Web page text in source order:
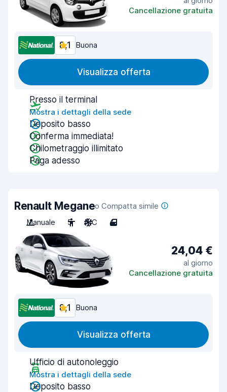
Cancellazione gratuita
8,1 Buona
Visualizza offerta
Presso il terminal
Mostra i dettagli della sede
Deposito basso
Conferma immediata!
Chilometraggio illimitato
Paga adesso
Renault Meganeo Compatta simile
Manuale
5 A/C 4
24,04 €
al giorno
Cancellazione gratuita
8,1 Buona
Visualizza offerta
Ufficio di autonoleggio
Mostra i dettagli della sede
Deposito basso